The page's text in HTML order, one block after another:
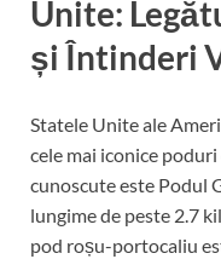
Unite:
și Întinderi
Statele Unite ale
cele mai iconice
cunoscute este Podul
lungime de peste 2.7
pod roșu-portocaliu